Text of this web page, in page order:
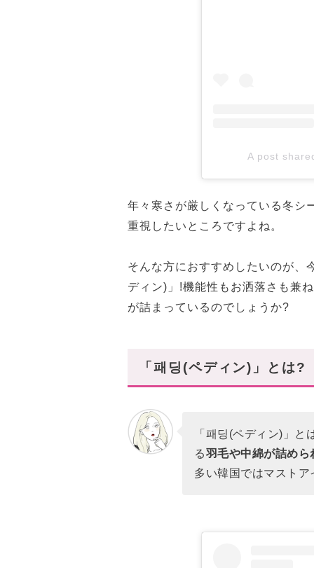
A post
年々寒さが厳しくなっている冬シ
重視したいところですよね。
そんな方におすすめしたいのが、
ディン)」!機能性もお洒落さも兼
が詰まっているのでしょうか?
「패딩(ペディン)」とは?
「패딩(ペディン)」と
る羽毛や中綿が詰めら
多い韓国ではマストア